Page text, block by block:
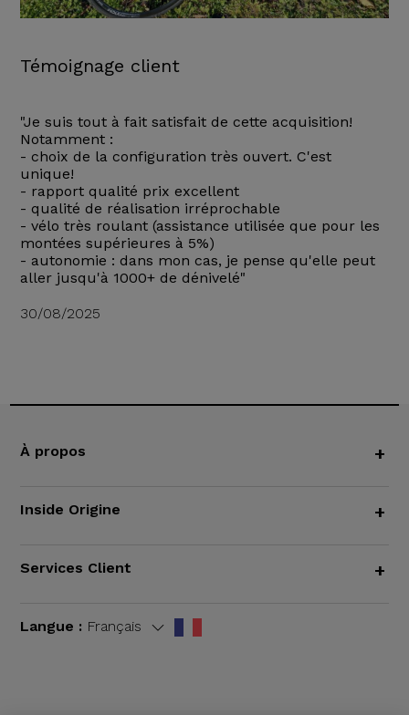
Témoignage client
"Je suis tout à fait satisfait de cette acquisition!
Notamment :
- choix de la configuration très ouvert. C'est
unique!
- rapport qualité prix excellent
- qualité de réalisation irréprochable
- vélo très roulant (assistance utilisée que pour les
montées supérieures à 5%)
- autonomie : dans mon cas, je pense qu'elle peut
aller jusqu'à 1000+ de dénivelé"
30/08/2025
À propos +
Inside Origine +
Services Client +
Langue : Français